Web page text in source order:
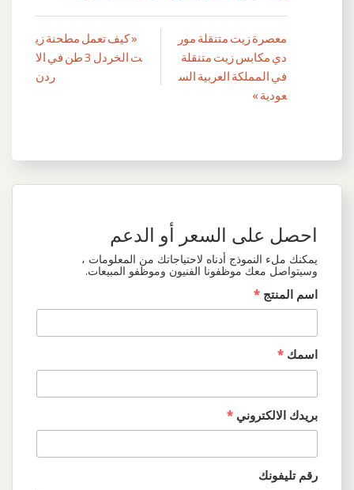
تصفّح
المقالات
« كيف تعمل مطحنة زي
ت الخردل 3 طن في الا
ردن
معصرة زيت متنقلة مور
دي مكابس زيت متنقلة
في المملكة العربية الس
عودية »
احصل على السعر أو الدعم
يمكنك ملء النموذج أدناه لاحتياجاتك من المعلومات ،
وسيتواصل معك موظفونا الفنيون وموظفو المبيعات.
اسم المنتج *
اسمك *
بريدك الالكتروني *
رقم تليفونك